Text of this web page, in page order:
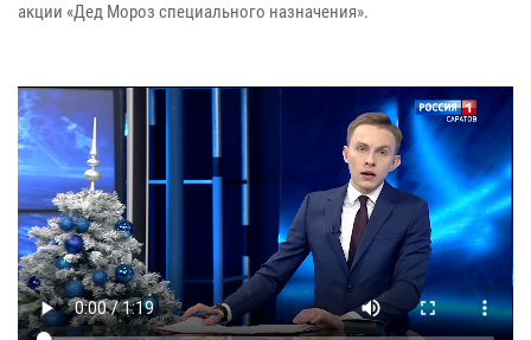
акции «Дед Мороз специального назначения».